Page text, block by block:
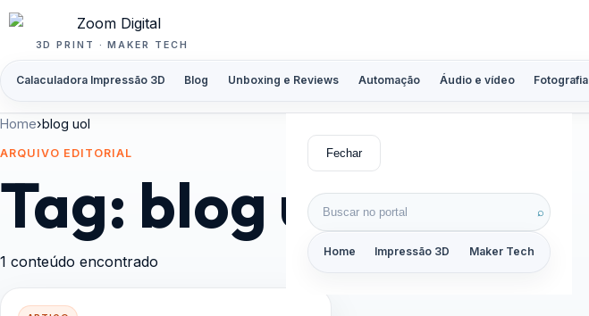
Pular para o conteúdo
3D PRINT · MAKER TECH
Calaculadora Impressão 3D Blog Unboxing e Reviews Automação Áudio e vídeo Fotografia
Fechar
Buscar por: ⌕
Home Impressão 3D Maker Tech
Home›blog uol
ARQUIVO EDITORIAL
Tag: blog uol
1 conteúdo encontrado